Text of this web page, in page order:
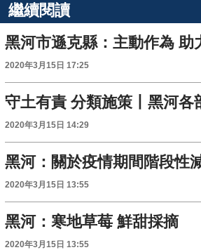
繼續閱讀
黑河市遜克縣：主動作為 助
2020年3月15日 17:25
2020年3月15日 14:29
2020年3月15日 13:55
黑河：寒地草莓 鮮甜採摘
2020年3月15日 13:55